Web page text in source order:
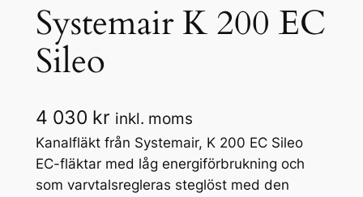
Systemair K 200 EC
Sileo
4 030 kr inkl. moms
Kanalfläkt från Systemair, K 200 EC Sileo
EC-fläktar med låg energiförbrukning och
som varvtalsregleras steglöst med den